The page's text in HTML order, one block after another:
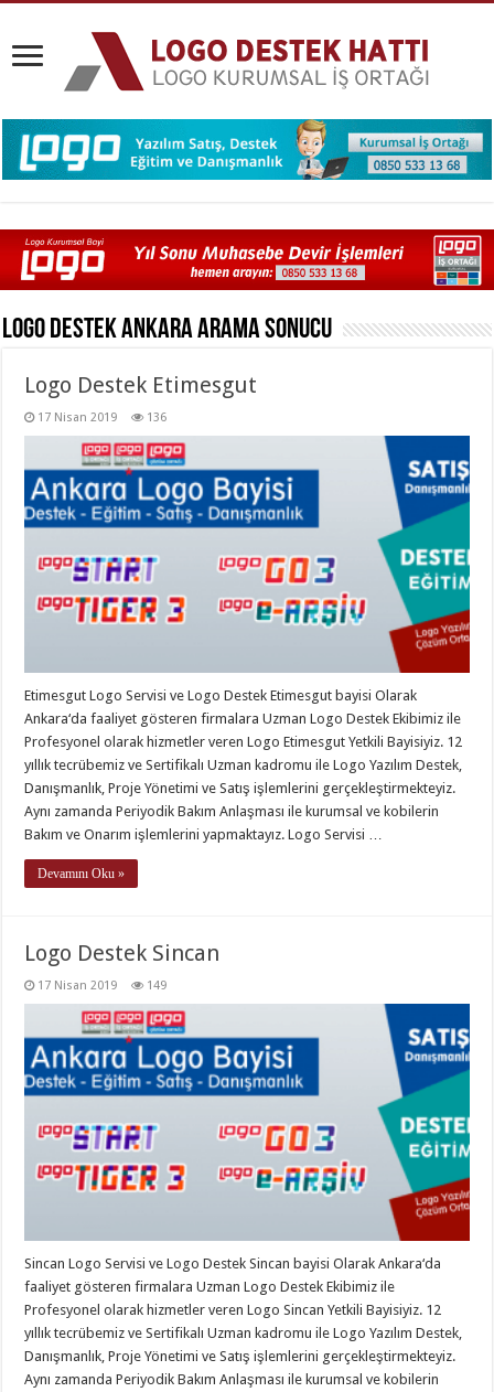
Logo Destek AnkaraArama Sonucu
Logo Destek Etimesgut
17 Nisan 2019 136
Etimesgut Logo Servisi ve Logo Destek Etimesgut bayisi Olarak
Ankara‘da faaliyet gösteren firmalara Uzman Logo Destek Ekibimiz ile
Profesyonel olarak hizmetler veren Logo Etimesgut Yetkili Bayisiyiz. 12
yıllık tecrübemiz ve Sertifikalı Uzman kadromu ile Logo Yazılım Destek,
Danışmanlık, Proje Yönetimi ve Satış işlemlerini gerçekleştirmekteyiz.
Aynı zamanda Periyodik Bakım Anlaşması ile kurumsal ve kobilerin
Bakım ve Onarım işlemlerini yapmaktayız. Logo Servisi …
Devamını Oku »
Logo Destek Sincan
17 Nisan 2019 149
Sincan Logo Servisi ve Logo Destek Sincan bayisi Olarak Ankara‘da
faaliyet gösteren firmalara Uzman Logo Destek Ekibimiz ile
Profesyonel olarak hizmetler veren Logo Sincan Yetkili Bayisiyiz. 12
yıllık tecrübemiz ve Sertifikalı Uzman kadromu ile Logo Yazılım Destek,
Danışmanlık, Proje Yönetimi ve Satış işlemlerini gerçekleştirmekteyiz.
Aynı zamanda Periyodik Bakım Anlaşması ile kurumsal ve kobilerin